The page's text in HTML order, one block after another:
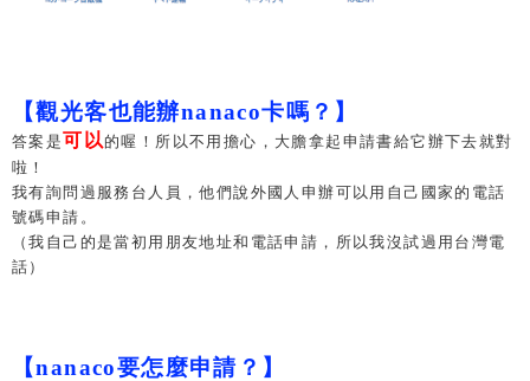
【觀光客也能辦nanaco卡嗎？】
答案是可以 的喔！所以不用擔心，大膽拿起申請書給它辦下去就對
啦！
我有詢問過服務台人員，他們說外國人申辦可以用自己國家的電話
號碼申請。
（我自己的是當初用朋友地址和電話申請，所以我沒試過用台灣電
話）
【nanaco要怎麼申請？】